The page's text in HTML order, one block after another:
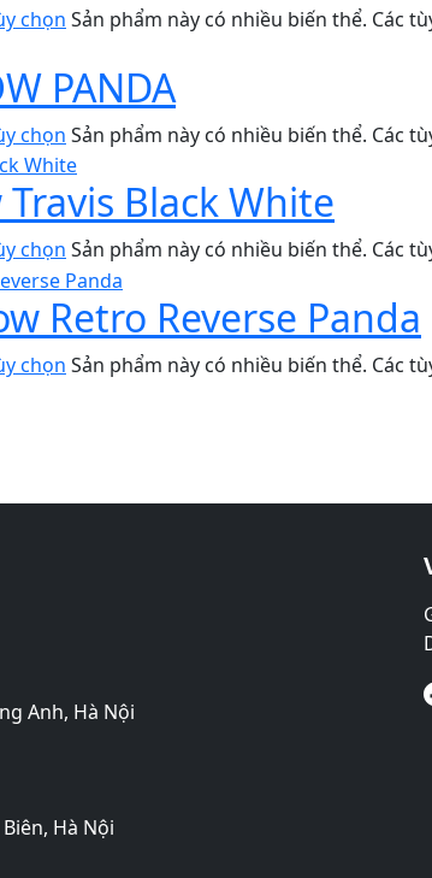
chọn Sản phẩm này có nhiều biến thể. Các
PANDA
chọn Sản phẩm này có nhiều biến thể. Các
Travis Black White
chọn Sản phẩm này có nhiều biến thể. Các
Retro Reverse Panda
chọn Sản phẩm này có nhiều biến thể. Các
Anh, Hà Nội
Hà Nội